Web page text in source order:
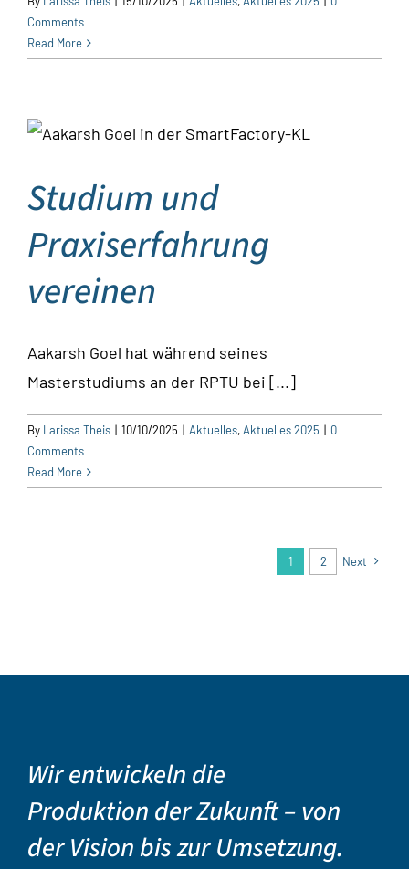
Comments
Read More
Studium und
Praxiserfahrung
vereinen
Aakarsh Goel hat während seines
Masterstudiums an der RPTU bei [...]
By Larissa Theis | 10/10/2025 | Aktuelles,Aktuelles 2025 | 0
Comments
Read More
1 2 Next
Wir entwickeln die
Produktion der Zukunft – von
der Vision bis zur Umsetzung.